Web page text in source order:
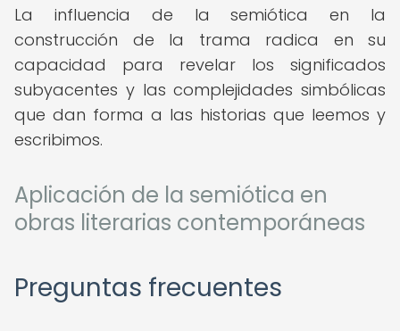
La influencia de la semiótica en la
construcción de la trama radica en su
capacidad para revelar los significados
subyacentes y las complejidades simbólicas
que dan forma a las historias que leemos y
escribimos.
Aplicación de la semiótica en
obras literarias contemporáneas
Preguntas frecuentes